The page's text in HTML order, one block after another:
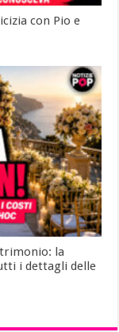
con Pio e
la
i dettagli delle